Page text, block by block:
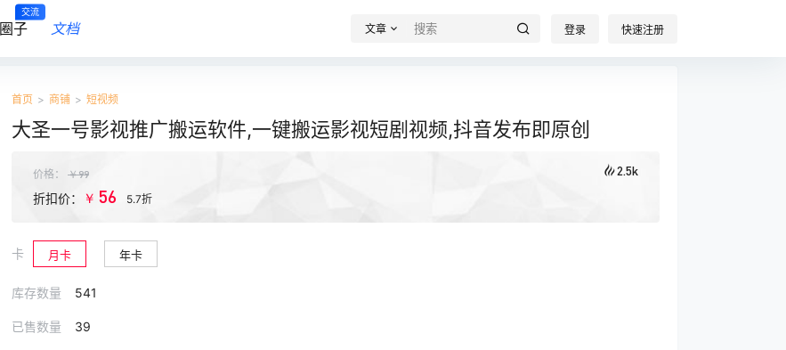
圈子
交流
文档 文章 登录 快速注册
首页 > 商铺 > 短视频
大圣一号影视推广搬运软件,一键搬运影视短剧视频,抖音发布即原创
价格： ￥99
折扣价： ￥ 56 5.7折
2.5k
卡 月卡 年卡
库存数量 541
已售数量 39